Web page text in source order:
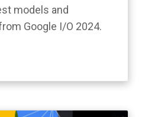
models and
Google I/O 2024.